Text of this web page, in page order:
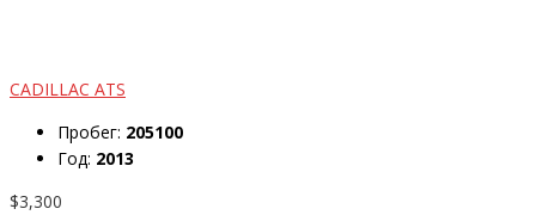
CADILLAC ATS
Пробег: 205100
Год: 2013
$3,300